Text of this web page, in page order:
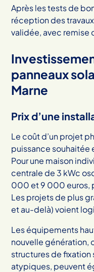
Après les tests de
réception des
validée, avec remise
panneaux
Marne
Prix d’une
Le coût d’un projet
puissance souhaitée
Pour une maison
centrale de 3 kWc
000 et 9 000 euros,
Les projets de plus
et au-delà) voient
Les équipements
nouvelle génération,
structures de
atypiques, peuvent